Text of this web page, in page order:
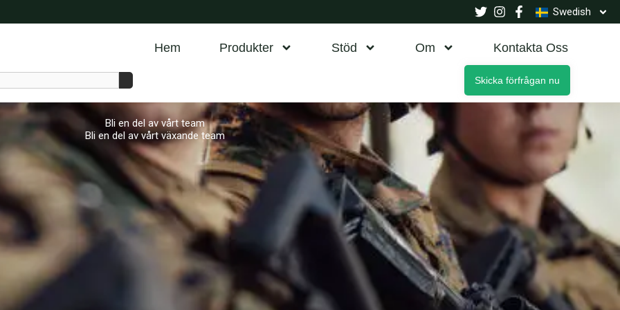
Swedish
Hem Produkter Stöd Om Kontakta Oss
Skicka förfrågan nu
Bli en del av vårt team
Bli en del av vårt växande team